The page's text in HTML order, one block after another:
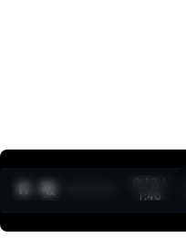
0:12 /
1:40